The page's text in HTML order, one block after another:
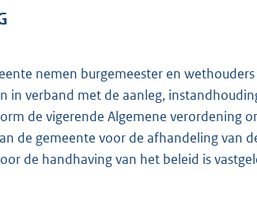
nemen burgemeester en
in verband met de aanleg,
de vigerende Algemene verordening
de gemeente voor de afhandeling van
de handhaving van het beleid is